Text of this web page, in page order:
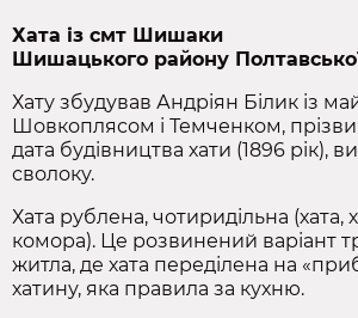
Хата із смт Шишаки
Шишацького району
Хату збудував Андріян Білик із
Шовкоплясом і Темченком,
дата будівництва хати (1896 рік),
сволоку.
Хата рублена, чотиридільна (хата,
комора). Це розвинений варіант
житла, де хата переділена на
хатину, яка правила за кухню.